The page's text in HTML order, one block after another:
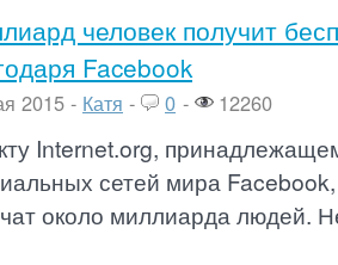
человек получит
Facebook
2015 - Катя - 0 - 12260
Internet.org,
сетей мира
около миллиарда людей.